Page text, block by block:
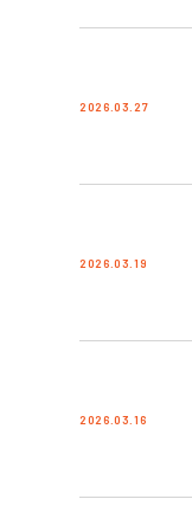
2026.03.27
2026.03.19
2026.03.16